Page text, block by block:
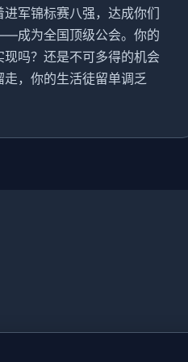
进军锦标赛八强，达成你们
成为全国顶级公会。你的
现吗？还是不可多得的机会
走，你的生活徒留单调乏